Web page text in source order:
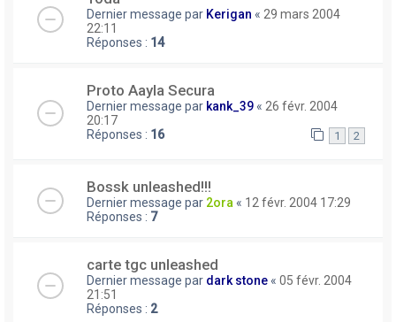
Dernier message par Kerigan « 29 mars 2004
22:11
Réponses : 14
Proto Aayla Secura
Dernier message par kank_39 « 26 févr. 2004
20:17
Réponses : 16 1 2
Bossk unleashed!!!
Dernier message par 2ora « 12 févr. 2004 17:29
Réponses : 7
carte tgc unleashed
Dernier message par dark stone « 05 févr. 2004
21:51
Réponses : 2